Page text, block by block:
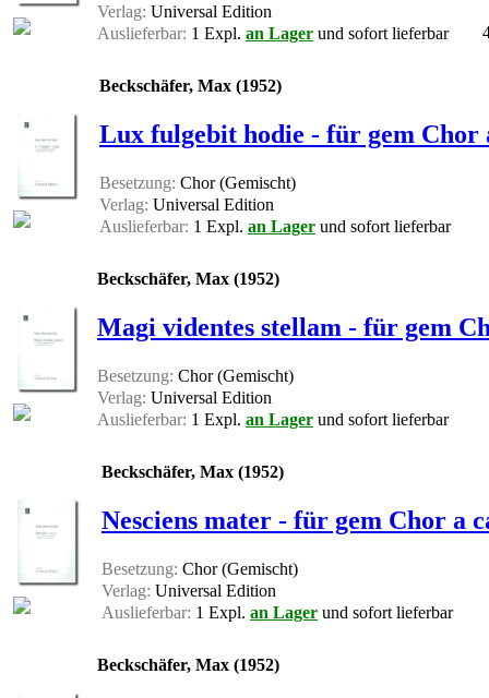
Verlag: Universal Edition
Auslieferbar: 1 Expl. an Lager und sofort lieferbar
Beckschäfer, Max (1952)
Lux fulgebit hodie - für gem
Besetzung: Chor (Gemischt)
Verlag: Universal Edition
Auslieferbar: 1 Expl. an Lager und sofort lieferbar
Beckschäfer, Max (1952)
Magi videntes stellam - für gem
Besetzung: Chor (Gemischt)
Verlag: Universal Edition
Auslieferbar: 1 Expl. an Lager und sofort lieferbar
Beckschäfer, Max (1952)
Nesciens mater - für gem Chor a
Besetzung: Chor (Gemischt)
Verlag: Universal Edition
Auslieferbar: 1 Expl. an Lager und sofort lieferbar
Beckschäfer, Max (1952)